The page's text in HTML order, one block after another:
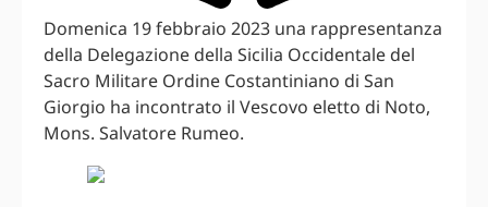
Domenica 19 febbraio 2023 una rappresentanza
della Delegazione della Sicilia Occidentale del
Sacro Militare Ordine Costantiniano di San
Giorgio ha incontrato il Vescovo eletto di Noto,
Mons. Salvatore Rumeo.